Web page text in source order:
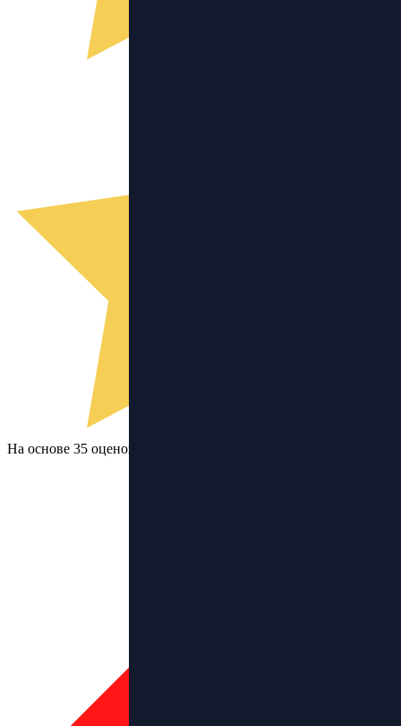
На основе 35 оценок